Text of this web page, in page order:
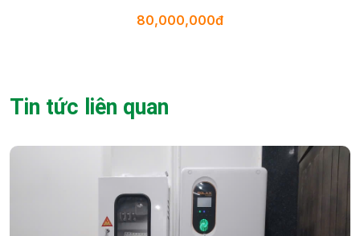
80,000,000đ
Tin tức liên quan